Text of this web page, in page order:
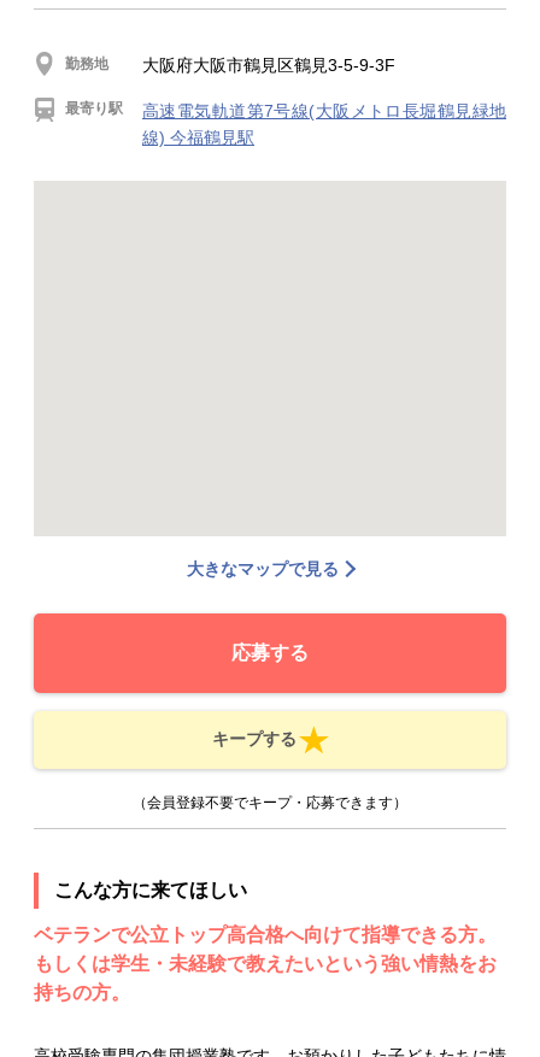
勤務地 大阪府大阪市鶴見区鶴見3-5-9-3F
最寄り駅
高速電気軌道第7号線(大阪メトロ長堀鶴見緑地
線) 今福鶴見駅
大きなマップで見る
応募する
キープする
（会員登録不要でキープ・応募できます）
こんな方に来てほしい
ベテランで公立トップ高合格へ向けて指導できる方。
もしくは学生・未経験で教えたいという強い情熱をお
持ちの方。